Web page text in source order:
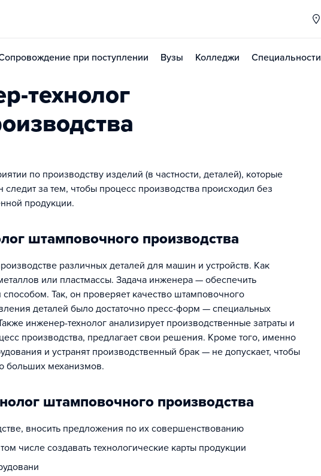
при поступлении Вузы Колледжи Специальности
технолог
по производству изделий (в частности, деталей), которые
за тем, чтобы процесс производства происходил без
продукции.
штамповочного производства
различных деталей для машин и устройств. Как
или пластмассы. Задача инженера — обеспечить
Так, он проверяет качество штамповочного
деталей было достаточно пресс-форм — специальных
инженер-технолог анализирует производственные затраты и
производства, предлагает свои решения. Кроме того, именно
и устранят производственный брак — не допускает, чтобы
больших механизмов.
штамповочного производства
вносить предложения по их совершенствованию
числе создавать технологические карты продукции